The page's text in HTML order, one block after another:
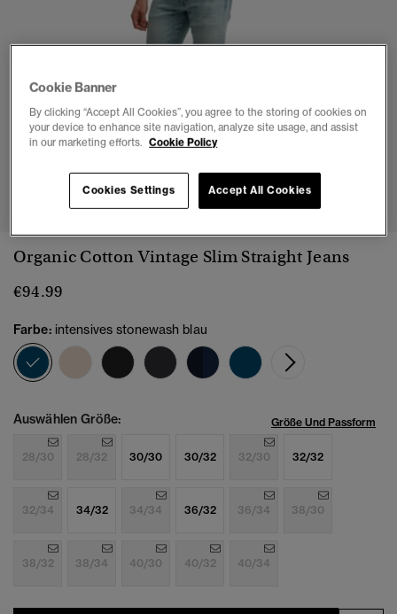
2 6 7
Organic Cotton Vintage Slim Straight Jeans
€94.99
Farbe: intensives stonewash blau
Ausgewählt
Auswählen Größe: Größe Und Passform
28/30 28/32 30/30 30/32 32/30 32/32
32/34 34/32 34/34 36/32 36/34 38/30
38/32 38/34 40/30 40/32 40/34
Cookie Banner
By clicking “Accept All Cookies”, you agree to the storing of cookies on
your device to enhance site navigation, analyze site usage, and assist
in our marketing efforts. Cookie Policy
Accept All Cookies
Cookies Settings